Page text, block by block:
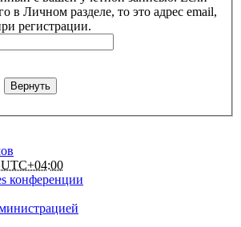
в Личном разделе, то это адрес email,
регистрации.
UTC+04:00
конференции